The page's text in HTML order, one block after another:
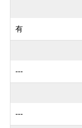
有
---
---